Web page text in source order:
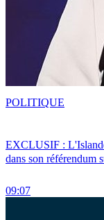
EXCLUSIF :
dans son référendum
09:07
POLITIQUE